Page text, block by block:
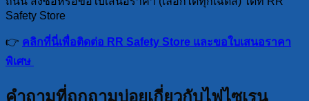
Safety Store
👉 คลิกที่นี่เพื่อติดต่อ RR Safety Store และขอใบเสนอราคา
พิเศษ
คำถามที่ถูกถามบ่อยเกี่ยวกับไฟไซเรน